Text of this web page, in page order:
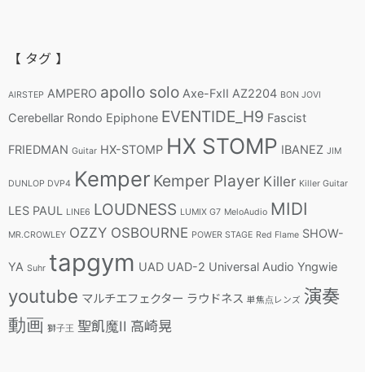
【 タグ 】
AIRSTEP AMPERO apollo solo Axe-FxII AZ2204 BON JOVI
Cerebellar Rondo Epiphone EVENTIDE_H9 Fascist
FRIEDMAN Guitar HX-STOMP HX STOMP IBANEZ JIM
DUNLOP DVP4 Kemper Kemper Player Killer Killer Guitar
LES PAUL LINE6 LOUDNESS LUMIX G7 MeloAudio MIDI
MR.CROWLEY OZZY OSBOURNE POWER STAGE Red Flame SHOW-
YA Suhr tapgym UAD UAD-2 Universal Audio Yngwie
youtube マルチエフェクター ラウドネス 単焦点レンズ 演奏
動画 獅子王 聖飢魔II 高崎晃